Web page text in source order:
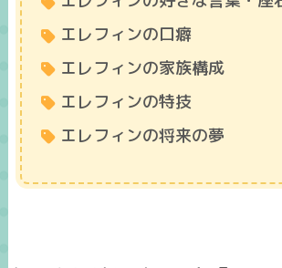
エレフィンの口癖
エレフィンの家族構成
エレフィンの特技
エレフィンの将来の夢